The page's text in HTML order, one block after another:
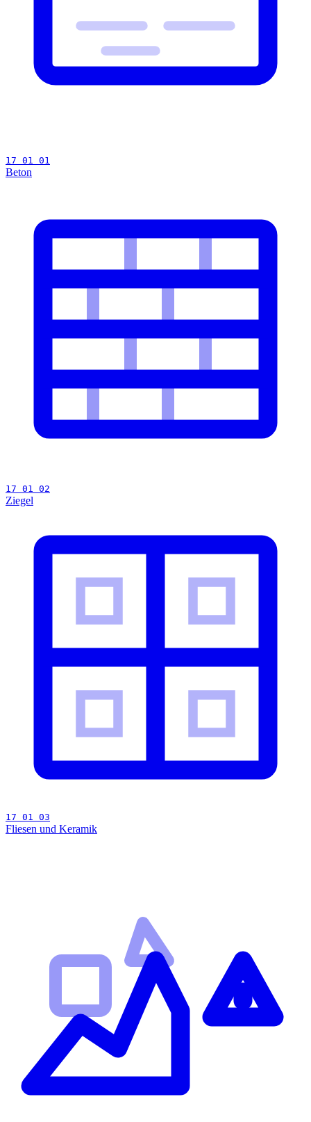
17 01 01
Beton
17 01 02
Ziegel
17 01 03
Fliesen und Keramik